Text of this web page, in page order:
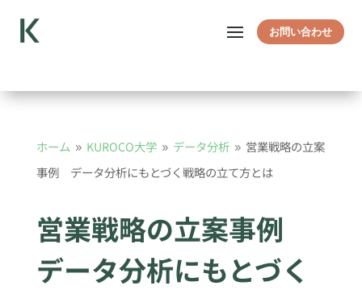
お問い合わせ
ホーム 9 KUROCO大学 9 データ分析 9 営業戦略の立案
事例 データ分析にもとづく戦略の立て方とは
営業戦略の立案事例
データ分析にもとづく